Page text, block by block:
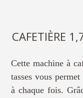
CAFETIÈRE
Cette machine à
tasses vous
à chaque fois.